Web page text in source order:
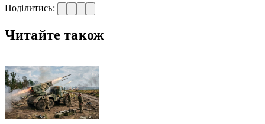
Поділитись:
Читайте також
—